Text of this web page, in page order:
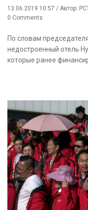
13.06.2019 10:57 / Автор:
0 Comments
По словам
недостроенный отель
которые ранее